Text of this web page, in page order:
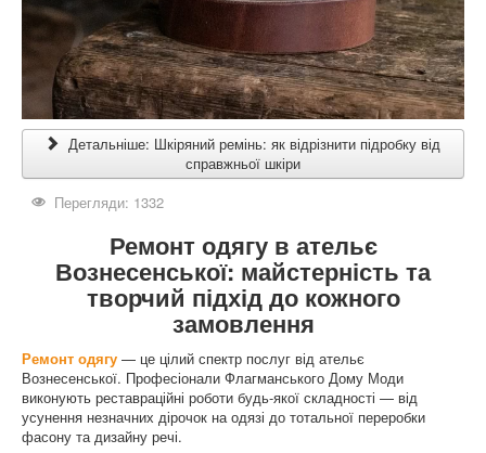
Детальніше: Шкіряний ремінь: як відрізнити підробку від
справжньої шкіри
Перегляди: 1332
Ремонт одягу в ательє
Вознесенської: майстерність та
творчий підхід до кожного
замовлення
Ремонт одягу — це цілий спектр послуг від ательє
Вознесенської. Професіонали Флагманського Дому Моди
виконують реставраційні роботи будь-якої складності — від
усунення незначних дірочок на одязі до тотальної переробки
фасону та дизайну речі.